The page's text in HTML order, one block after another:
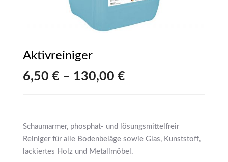
Aktivreiniger
6,50 € – 130,00 €
Schaumarmer, phosphat- und lösungsmittelfreir
Reiniger für alle Bodenbeläge sowie Glas, Kunststoff,
lackiertes Holz und Metallmöbel.